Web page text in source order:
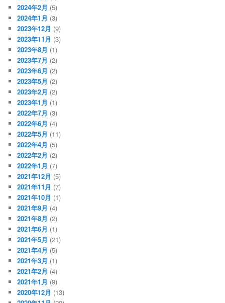
2024年2月 (5)
2024年1月 (3)
2023年12月 (9)
2023年11月 (3)
2023年8月 (1)
2023年7月 (2)
2023年6月 (2)
2023年5月 (2)
2023年2月 (2)
2023年1月 (1)
2022年7月 (3)
2022年6月 (4)
2022年5月 (11)
2022年4月 (5)
2022年2月 (2)
2022年1月 (7)
2021年12月 (5)
2021年11月 (7)
2021年10月 (1)
2021年9月 (4)
2021年8月 (2)
2021年6月 (1)
2021年5月 (21)
2021年4月 (5)
2021年3月 (1)
2021年2月 (4)
2021年1月 (9)
2020年12月 (13)